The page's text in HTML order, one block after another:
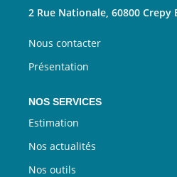
2 Rue Nationale, 60800 Crepy
Nous contacter
Présentation
NOS SERVICES
Estimation
Nos actualités
Nos outils